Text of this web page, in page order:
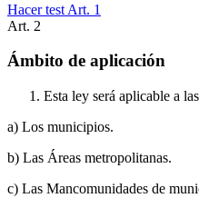
Hacer test Art. 1
Art. 2
Ámbito de aplicación
Esta ley será aplicable a
a) Los municipios.
b) Las Áreas metropolitanas.
c) Las Mancomunidades de